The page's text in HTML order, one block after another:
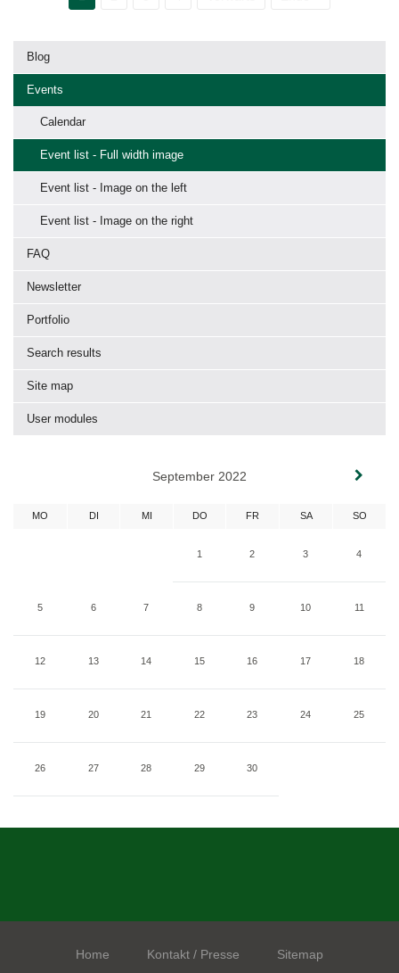
Blog
Events
Calendar
Event list - Full width image
Event list - Image on the left
Event list - Image on the right
FAQ
Newsletter
Portfolio
Search results
Site map
User modules
September 2022
MO DI MI DO FR SA SO
1 2 3 4
5 6 7 8 9 10 11
12 13 14 15 16 17 18
19 20 21 22 23 24 25
26 27 28 29 30
Home Kontakt / Presse Sitemap